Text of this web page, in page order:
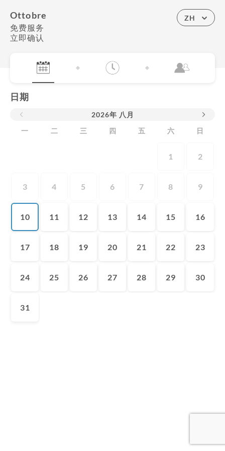
Ottobre
免费服务
立即确认
ZH
日期
2026年 八月
一
二 三 四 五 六 日
1 2
3 4 5 6 7 8 9
10 11 12 13 14 15 16
17 18 19 20 21 22 23
24 25 26 27 28 29 30
31